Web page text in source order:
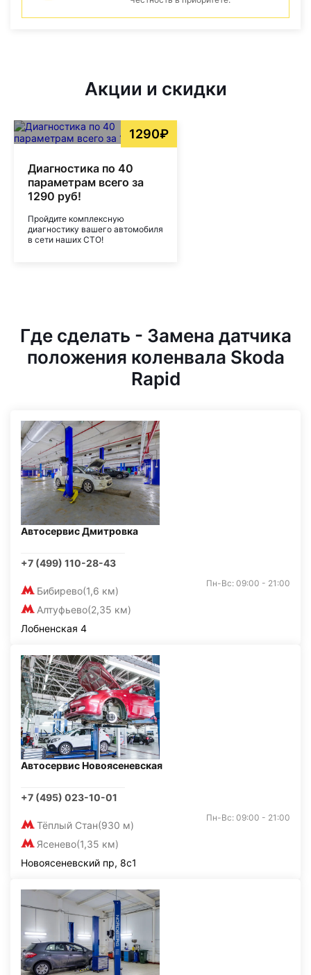
Акции и скидки
1290₽
Диагностика по 40
параметрам всего за
1290 руб!
Пройдите комплексную
диагностику вашего автомобиля
в сети наших СТО!
Где сделать - Замена датчика
положения коленвала Skoda
Rapid
Автосервис Дмитровка
+7 (499) 110-28-43
Бибирево(1,6 км)
Алтуфьево(2,35 км)
Пн-Вс: 09:00 - 21:00
Лобненская 4
Автосервис Новоясеневская
+7 (495) 023-10-01
Тёплый Стан(930 м)
Ясенево(1,35 км)
Пн-Вс: 09:00 - 21:00
Новоясеневский пр, 8с1